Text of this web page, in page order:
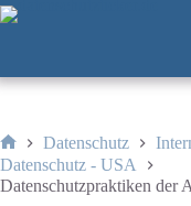
Zum
Inhalt
Start
Datenschutz
Datenschutz - USA
Datenschutzpraktiken der